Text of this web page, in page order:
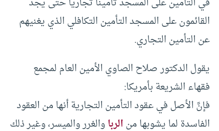
القائمون على المسجد التأمين التكافلي الذي يغنيهم
عن التأمين التجاري.
يقول الدكتور صلاح الصاوي الأمين العام لمجمع
فقهاء الشريعة بأمريكا:
فإنَّ الأصل في عقود التأمين التجارية أنها من العقود
الفاسدة لما يشوبها منالرباوالغرر والميسر، وغير ذلك